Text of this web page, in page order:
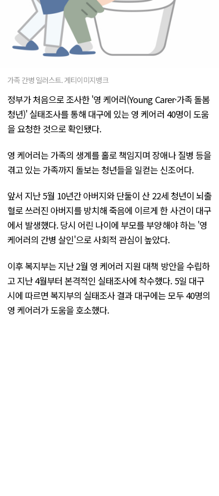
가족 간병 일러스트. 게티이미지뱅크
정부가 처음으로 조사한 '영 케어러(Young Carer·가족 돌봄
청년)' 실태조사를 통해 대구에 있는 영 케어러 40명이 도움
을 요청한 것으로 확인됐다.
영 케어러는 가족의 생계를 홀로 책임지며 장애나 질병 등을
겪고 있는 가족까지 돌보는 청년들을 일컫는 신조어다.
앞서 지난 5월 10년간 아버지와 단둘이 산 22세 청년이 뇌출
혈로 쓰러진 아버지를 방치해 죽음에 이르게 한 사건이 대구
에서 발생했다. 당시 어린 나이에 부모를 부양해야 하는 '영
케어러의 간병 살인'으로 사회적 관심이 높았다.
이후 복지부는 지난 2월 영 케어러 지원 대책 방안을 수립하
고 지난 4월부터 본격적인 실태조사에 착수했다. 5일 대구
시에 따르면 복지부의 실태조사 결과 대구에는 모두 40명의
영 케어러가 도움을 호소했다.